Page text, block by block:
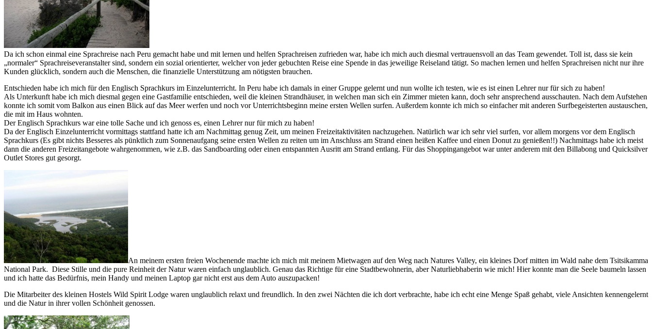
Da ich schon einmal eine Sprachreise nach Peru gemacht habe und mit lernen und helfen Sprachreisen zufrieden war, habe ich mich auch diesmal vertrauensvoll an das Team gewendet. Toll ist, dass sie kein
„normaler“ Sprachreiseveranstalter sind, sondern ein sozial orientierter, welcher von jeder gebuchten Reise eine Spende in das jeweilige Reiseland tätigt. So machen lernen und helfen Sprachreisen nicht nur ihre
Kunden glücklich, sondern auch die Menschen, die finanzielle Unterstützung am nötigsten brauchen.
Entschieden habe ich mich für den Englisch Sprachkurs im Einzelunterricht. In Peru habe ich damals in einer Gruppe gelernt und nun wollte ich testen, wie es ist einen Lehrer nur für sich zu haben!
Als Unterkunft habe ich mich diesmal gegen eine Gastfamilie entschieden, weil die kleinen Strandhäuser, in welchen man sich ein Zimmer mieten kann, doch sehr ansprechend ausschauten. Nach dem Aufstehen
konnte ich somit vom Balkon aus einen Blick auf das Meer werfen und noch vor Unterrichtsbeginn meine ersten Wellen surfen. Außerdem konnte ich mich so einfacher mit anderen Surfbegeisterten austauschen,
die mit im Haus wohnten.
Der Englisch Sprachkurs war eine tolle Sache und ich genoss es, einen Lehrer nur für mich zu haben!
Da der Englisch Einzelunterricht vormittags stattfand hatte ich am Nachmittag genug Zeit, um meinen Freizeitaktivitäten nachzugehen. Natürlich war ich sehr viel surfen, vor allem morgens vor dem Englisch
Sprachkurs (Es gibt nichts Besseres als pünktlich zum Sonnenaufgang seine ersten Wellen zu reiten um im Anschluss am Strand einen heißen Kaffee und einen Donut zu genießen!!) Nachmittags habe ich meist
dann die anderen Freizeitangebote wahrgenommen, wie z.B. das Sandboarding oder einen entspannten Ausritt am Strand entlang. Für das Shoppingangebot war unter anderem mit den Billabong und Quicksilver
Outlet Stores gut gesorgt.
An meinem ersten freien Wochenende machte ich mich mit meinem Mietwagen auf den Weg nach Natures Valley, ein kleines Dorf mitten im Wald nahe dem Tsitsikamma
National Park. Diese Stille und die pure Reinheit der Natur waren einfach unglaublich. Genau das Richtige für eine Stadtbewohnerin, aber Naturliebhaberin wie mich! Hier konnte man die Seele baumeln lassen
und ich hatte das Bedürfnis, mein Handy und meinen Laptop gar nicht erst aus dem Auto auszupacken!
Die Mitarbeiter des kleinen Hostels Wild Spirit Lodge waren unglaublich relaxt und freundlich. In den zwei Nächten die ich dort verbrachte, habe ich echt eine Menge Spaß gehabt, viele Ansichten kennengelernt
und die Natur in ihrer vollen Schönheit genossen.